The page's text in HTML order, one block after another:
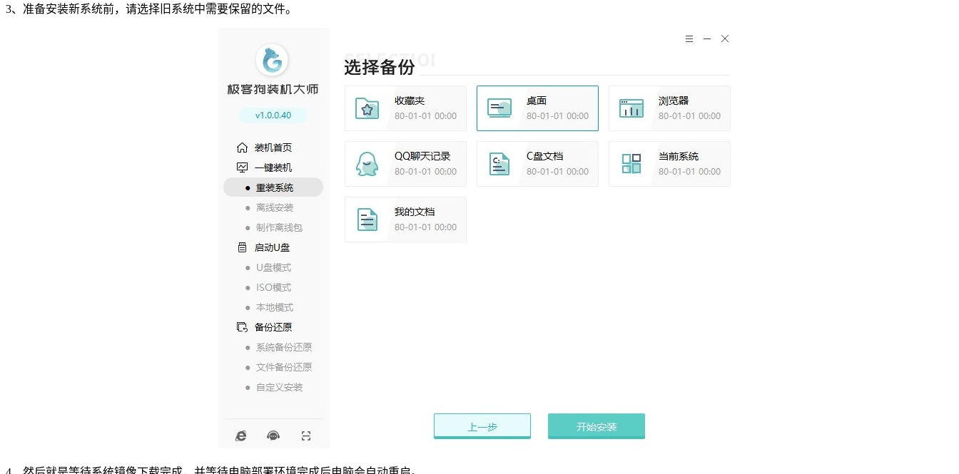
3、准备安装新系统前，请选择旧系统中需要保留的文件。